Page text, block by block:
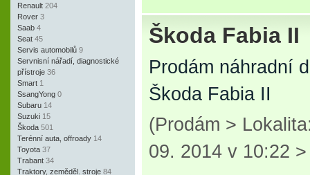
Renault 204
Rover 3
Saab 4
Seat 45
Servis automobilů 9
Servnisní nářadí, diagnostické
přístroje 36
Smart 1
SsangYong 0
Subaru 14
Suzuki 15
Škoda 501
Terénní auta, offroady 14
Toyota 37
Trabant 34
Traktory, zeměděl. stroje 84
Škoda Fabia II
Prodám náhradní
Škoda Fabia II
(Prodám >
09. 2014 v 10:22